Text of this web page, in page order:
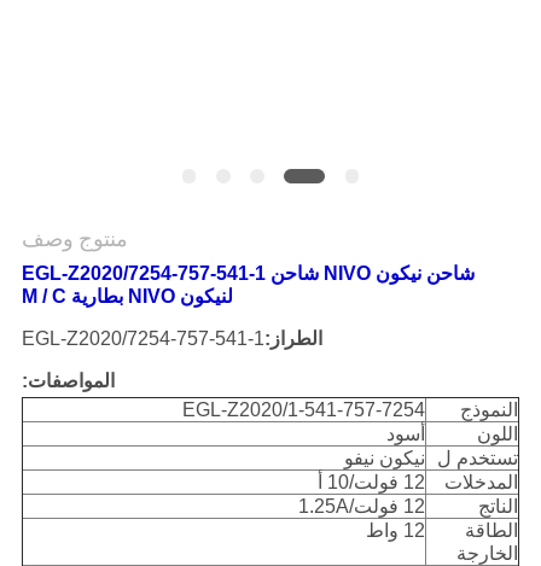
منتوج وصف
شاحن نيكون NIVO شاحن 1-541-757-7254/EGL-Z2020
لنيكون NIVO بطارية M / C
الطراز:1-541-757-7254/EGL-Z2020
المواصفات:
النموذج
1-541-757-7254/EGL-Z2020
اللون
أسود
تستخدم ل
نيكون نيفو
المدخلات
12 فولت/10 أ
الناتج
12 فولت/1.25A
الطاقة
الخارجة
12 واط